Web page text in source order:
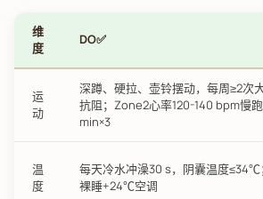
维
度
DO✅
运
动
深蹲、硬拉、壶铃摆动，每周≥2次
抗阻；Zone2心率120-140 bpm慢
min×3
温
度
每天冷水冲澡30 s，阴囊温度≤34℃
裸睡+24℃空调